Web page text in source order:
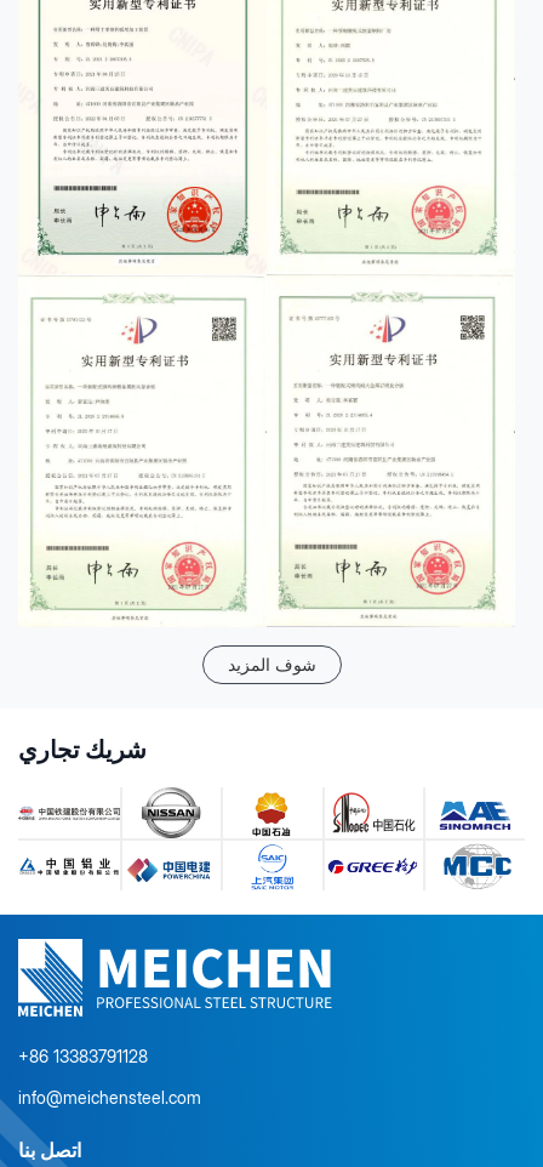
شوف المزيد
شريك تجاري
+86 13383791128
info@meichensteel.com
اتصل بنا